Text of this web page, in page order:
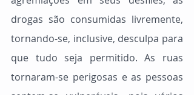
drogas são consumidas livremente,
tornando-se, inclusive, desculpa para
que tudo seja permitido. As ruas
tornaram-se perigosas e as pessoas